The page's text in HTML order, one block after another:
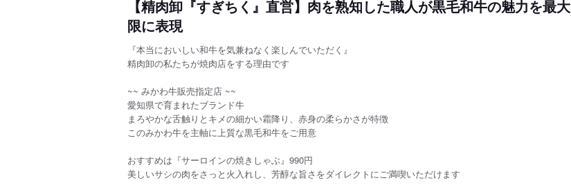
【精肉卸『すぎちく』直営】肉を熟知した職人が黒毛和牛の魅力を最大
限に表現
『本当においしい和牛を気兼ねなく楽しんでいただく』
精肉卸の私たちが焼肉店をする理由です
~~ みかわ牛販売指定店 ~~
愛知県で育まれたブランド牛
まろやかな舌触りとキメの細かい霜降り、赤身の柔らかさが特徴
このみかわ牛を主軸に上質な黒毛和牛をご用意
おすすめは『サーロインの焼きしゃぶ』990円
美しいサシの肉をさっと火入れし、芳醇な旨さをダイレクトにご満喫いただけます